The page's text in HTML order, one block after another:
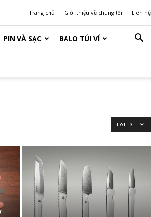
Trang chủ Giới thiệu về chúng tôi Liên hệ
PIN VÀ SẠC BALO TÚI VÍ
LATEST